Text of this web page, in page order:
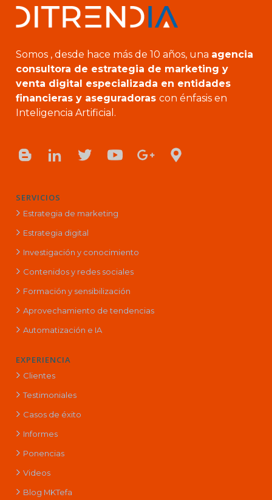
Somos , desde hace más de 10 años, una agencia
consultora de estrategia de marketing y
venta digital especializada en entidades
financieras y aseguradoras con énfasis en
Inteligencia Artificial.
SERVICIOS
Estrategia de marketing
Estrategia digital
Investigación y conocimiento
Contenidos y redes sociales
Formación y sensibilización
Aprovechamiento de tendencias
Automatización e IA
EXPERIENCIA
Clientes
Testimoniales
Casos de éxito
Informes
Ponencias
Videos
Blog MKTefa